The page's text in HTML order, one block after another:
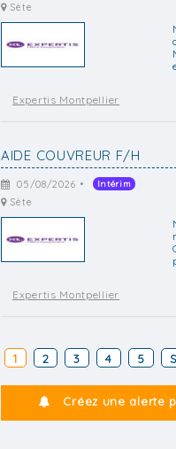
Sète
Expertis Montpellier
AIDE COUVREUR F/H
05/08/2026 • Intérim
Sète
Expertis Montpellier
1 2 3 4 5
Créez une alerte